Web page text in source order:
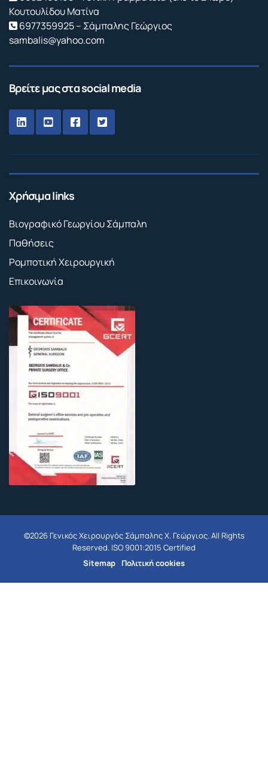
Κουτουλίδου Ματίνα
6977359925 – Σάμπαλης Γεώργιος
sambalis@yahoo.com
Βρείτε μας στα social media
Χρήσιμα links
Βιογραφικό Γεωργίου Σάμπαλη
Παθήσεις
Ρομποτική Χειρουργική
Επικοινωνία
©2026 Γενικός Χειρουργός Σάμπαλης Χ. Γεώργιος. All Rights
Reserved. ISO 9001:2015 Certified
Sitemap
Πολιτική cookies